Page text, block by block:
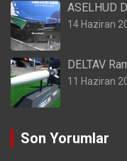
ASELHUD
14 Haziran
DELTAV
11 Haziran
Son Yorumlar